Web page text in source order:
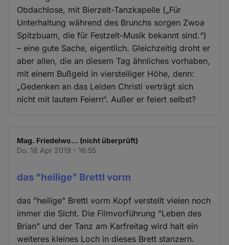
Obdachlose, mit Bierzelt-Tanzkapelle („Für
Unterhaltung während des Brunchs sorgen Zwoa
Spitzbuam, die für Festzelt-Musik bekannt sind.“)
– eine gute Sache, eigentlich. Gleichzeitig droht er
aber allen, die an diesem Tag ähnliches vorhaben,
mit einem Bußgeld in vierstelliger Höhe, denn:
„Gedenken an das Leiden Christi verträgt sich
nicht mit lautem Feiern“. Außer er feiert selbst?
Mag. Friedelwo… (nicht überprüft)
Do. 18 Apr 2019 - 16:55
das "heilige" Brettl vorm
das "heilige" Brettl vorm Kopf verstellt vielen noch
immer die Sicht. Die Filmvorführung "Leben des
Brian" und der Tanz am Karfreitag wird halt ein
weiteres kleines Loch in dieses Brett stanzern.